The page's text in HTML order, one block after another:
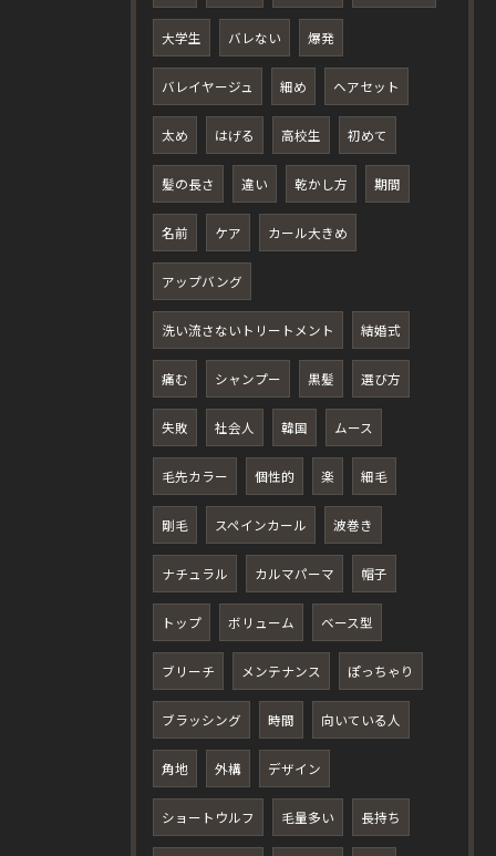
大学生 バレない 爆発
バレイヤージュ 細め ヘアセット
太め はげる 高校生 初めて
髪の長さ 違い 乾かし方 期間
名前 ケア カール大きめ
アップバング
洗い流さないトリートメント 結婚式
痛む シャンプー 黒髪 選び方
失敗 社会人 韓国 ムース
毛先カラー 個性的 楽 細毛
剛毛 スペインカール 波巻き
ナチュラル カルマパーマ 帽子
トップ ボリューム ベース型
ブリーチ メンテナンス ぽっちゃり
ブラッシング 時間 向いている人
角地 外構 デザイン
ショートウルフ 毛量多い 長持ち